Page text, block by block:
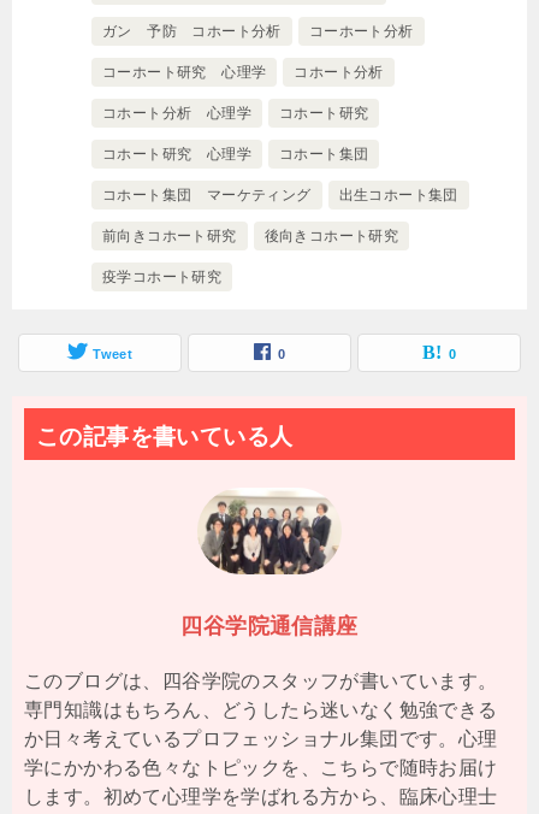
ガン 予防 コホート分析 コーホート分析
コーホート研究 心理学 コホート分析
コホート分析 心理学 コホート研究
コホート研究 心理学 コホート集団
コホート集団 マーケティング 出生コホート集団
前向きコホート研究 後向きコホート研究
疫学コホート研究
Tweet 0 0
この記事を書いている人
四谷学院通信講座
このブログは、四谷学院のスタッフが書いています。
専門知識はもちろん、どうしたら迷いなく勉強できる
か日々考えているプロフェッショナル集団です。心理
学にかかわる色々なトピックを、こちらで随時お届け
します。初めて心理学を学ばれる方から、臨床心理士